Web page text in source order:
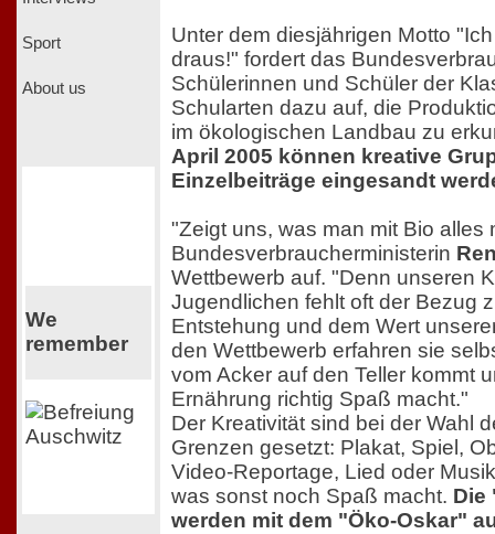
Sport
About us
We
remember
Unter dem diesjährigen Motto
draus!" fordert das
Schülerinnen und Schüler der
Schularten dazu auf, die
im ökologischen Landbau zu
April 2005 können kreative
Einzelbeiträge eingesandt
"Zeigt uns, was man mit Bio alles
Bundesverbraucherministerin
Wettbewerb auf. "Denn unseren
Jugendlichen fehlt oft der Bezug
Entstehung und dem Wert
den Wettbewerb erfahren sie
vom Acker auf den Teller kommt
Ernährung richtig Spaß macht."
Der Kreativität sind bei der Wahl
Grenzen gesetzt: Plakat, Spiel,
Video-Reportage, Lied oder
was sonst noch Spaß macht. Die
werden mit dem "Öko-Oskar"